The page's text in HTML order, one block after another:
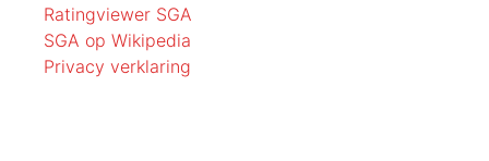
Ratingviewer SGA
SGA op Wikipedia
Privacy verklaring